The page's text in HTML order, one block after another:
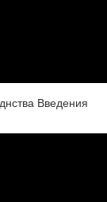
Введения